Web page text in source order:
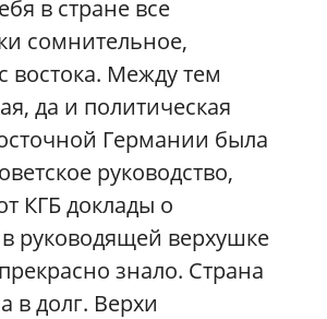
в стране все
сомнительное,
востока. Между тем
да и политическая
Германии была
руководство,
КГБ доклады о
руководящей верхушке
знало. Страна
в долг. Верхи